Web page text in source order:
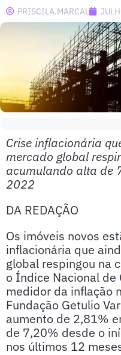
PRISCILA.MARCAL
Crise inflacionária
mercado global
acumulando alta de
2022
DA REDAÇÃO
Os imóveis novos
inflacionária que
global respingou na
o Índice Nacional de
medidor da inflação
Fundação Getulio
aumento de 2,81%
de 7,20% desde o
nos últimos 12